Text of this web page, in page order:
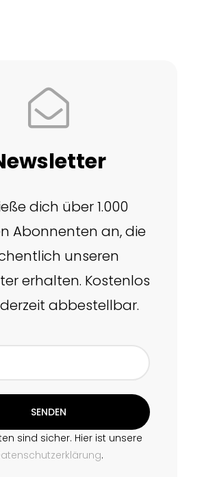
dich über 1.000
Abonnenten an, die
unseren
erhalten. Kostenlos
abbestellbar.
SENDEN
sind sicher. Hier ist unsere
.